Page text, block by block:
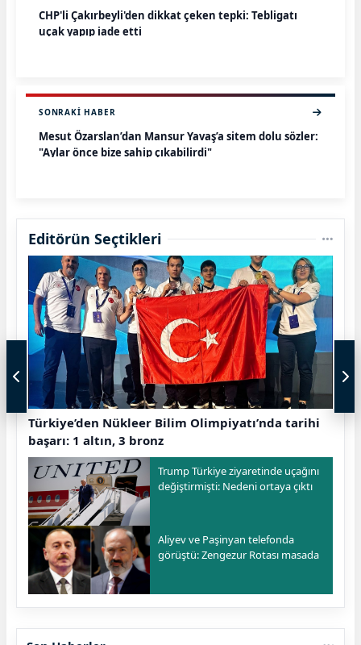
CHP'li Çakırbeyli'den dikkat çeken tepki: Tebligatı
uçak yapıp iade etti
SONRAKI HABER
Mesut Özarslan’dan Mansur Yavaş’a sitem dolu sözler:
"Aylar önce bize sahip çıkabilirdi"
Editörün Seçtikleri
Türkiye’den Nükleer Bilim Olimpiyatı’nda tarihi
başarı: 1 altın, 3 bronz
Trump Türkiye ziyaretinde uçağını
değiştirmişti: Nedeni ortaya çıktı
Aliyev ve Paşinyan telefonda
görüştü: Zengezur Rotası masada